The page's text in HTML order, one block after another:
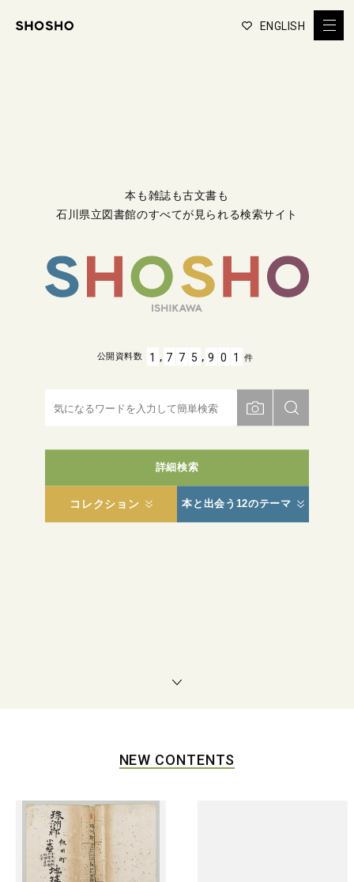
ENGLISH
本も雑誌も古文書も
石川県立図書館のすべてが見られる検索サイト
詳細検索
コレクション 本と出会う12のテーマ
公開資料数 1 , 7 7 5 , 9 0 1 件
NEW CONTENTS